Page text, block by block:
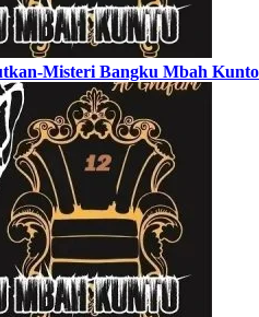
Misteri Bangku Mbah